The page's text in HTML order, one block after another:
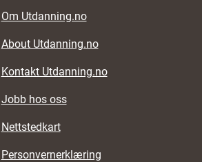
Footer links
Om Utdanning.no
About Utdanning.no
Kontakt Utdanning.no
Jobb hos oss
Nettstedkart
Personvernerklæring